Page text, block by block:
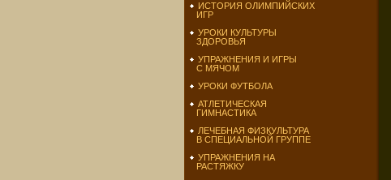
ИСТОРИЯ ОЛИМПИЙСКИХ
ИГР
УРОКИ КУЛЬТУРЫ
ЗДОРОВЬЯ
УПРАЖНЕНИЯ И ИГРЫ
С МЯЧОМ
УРОКИ ФУТБОЛА
АТЛЕТИЧЕСКАЯ
ГИМНАСТИКА
ЛЕЧЕБНАЯ ФИЗКУЛЬТУРА
В СПЕЦИАЛЬНОЙ ГРУППЕ
УПРАЖНЕНИЯ НА
РАСТЯЖКУ